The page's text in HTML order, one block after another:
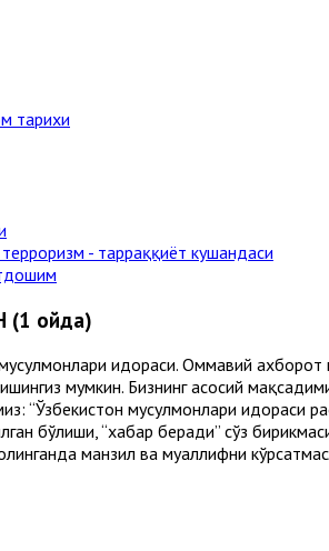
тарихи
- тарраққиёт кушандаси
(1 ойда)
идораси. Оммавий ахборот
мумкин. Бизнинг асосий
“Ўзбекистон мусулмонлари идораси
бўлиши, “хабар беради” сўз
манзил ва муаллифни